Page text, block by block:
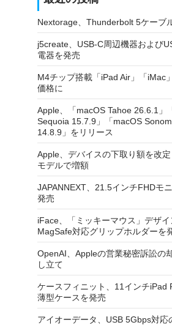
Nextorage、Thunderbolt 5ケーブ
j5create、USB-C周辺機器および
電器を発売
M4チップ搭載「iPad Air」「iMac
価格に
Apple、「macOS Tahoe 26.6.1」
Sequoia 15.7.9」「macOS
14.8.9」をリリース
Apple、デバイスの下取り額を改
モデルで増額
JAPANNEXT、21.5インチFHDモ
発売
iFace、「ミッキーマウス」デザイ
MagSafe対応グリップホルダーを
OpenAI、Appleの営業秘密訴訟の
し立て
ケースフィニット、11インチiPad
薄型ケースを発売
アイオーデータ、USB 5Gbps対応